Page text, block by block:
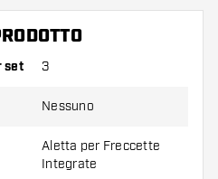
con l'uso.
o uno
set 3
Nessuno
Aletta per Freccette
Integrate